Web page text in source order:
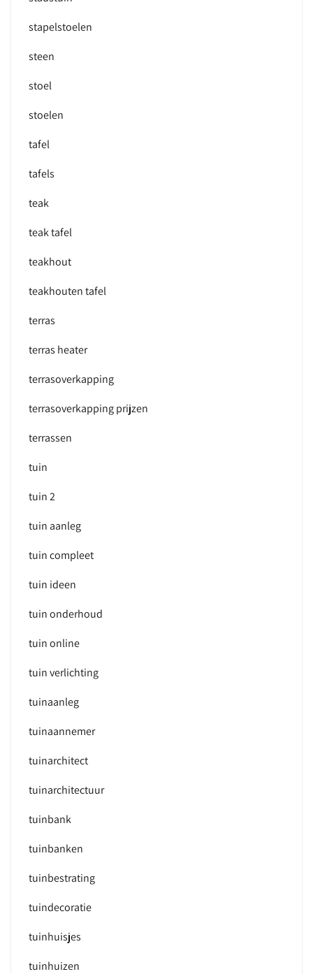
stapelstoelen
steen
stoel
stoelen
tafel
tafels
teak
teak tafel
teakhout
teakhouten tafel
terras
terras heater
terrasoverkapping
terrasoverkapping prijzen
terrassen
tuin
tuin 2
tuin aanleg
tuin compleet
tuin ideen
tuin onderhoud
tuin online
tuin verlichting
tuinaanleg
tuinaannemer
tuinarchitect
tuinarchitectuur
tuinbank
tuinbanken
tuinbestrating
tuindecoratie
tuinhuisjes
tuinhuizen